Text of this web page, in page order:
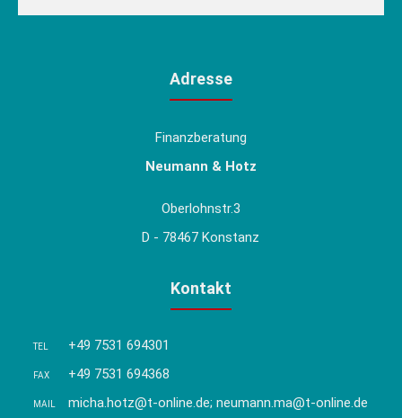
Adresse
Finanzberatung
Neumann & Hotz
Oberlohnstr.3
D - 78467 Konstanz
Kontakt
TEL +49 7531 694301
FAX +49 7531 694368
MAIL micha.hotz@t-online.de; neumann.ma@t-online.de